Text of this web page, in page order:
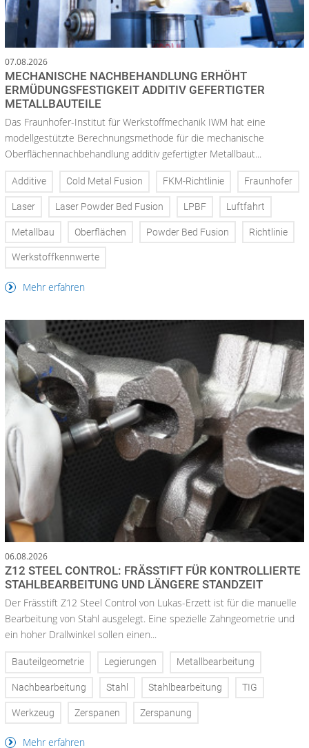
07.08.2026
MECHANISCHE NACHBEHANDLUNG ERHÖHT
ERMÜDUNGSFESTIGKEIT ADDITIV GEFERTIGTER
METALLBAUTEILE
Das Fraunhofer-Institut für Werkstoffmechanik IWM hat eine
modellgestützte Berechnungsmethode für die mechanische
Oberflächennachbehandlung additiv gefertigter Metallbaut...
Additive Cold Metal Fusion FKM-Richtlinie Fraunhofer
Laser Laser Powder Bed Fusion LPBF Luftfahrt
Metallbau Oberflächen Powder Bed Fusion Richtlinie
Werkstoffkennwerte
Mehr erfahren
06.08.2026
Z12 STEEL CONTROL: FRÄSSTIFT FÜR KONTROLLIERTE
STAHLBEARBEITUNG UND LÄNGERE STANDZEIT
Der Frässtift Z12 Steel Control von Lukas-Erzett ist für die manuelle
Bearbeitung von Stahl ausgelegt. Eine spezielle Zahngeometrie und
ein hoher Drallwinkel sollen einen...
Bauteilgeometrie Legierungen Metallbearbeitung
Nachbearbeitung Stahl Stahlbearbeitung TIG
Werkzeug Zerspanen Zerspanung
Mehr erfahren